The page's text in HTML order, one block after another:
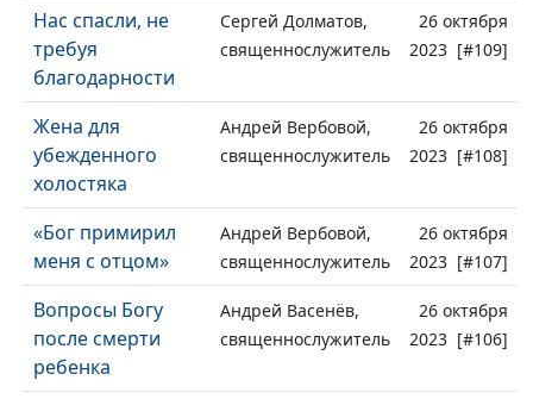
Нас спасли, не
требуя
благодарности
Сергей Долматов,
священнослужитель
26 октября
2023 [#109]
Жена для
убежденного
холостяка
Андрей Вербовой,
священнослужитель
26 октября
2023 [#108]
«Бог примирил
меня с отцом»
Андрей Вербовой,
священнослужитель
26 октября
2023 [#107]
Вопросы Богу
после смерти
ребенка
Андрей Васенёв,
священнослужитель
26 октября
2023 [#106]